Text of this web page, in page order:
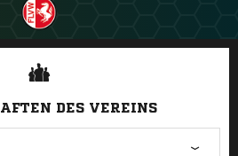
ANZEIGE
DES VEREINS